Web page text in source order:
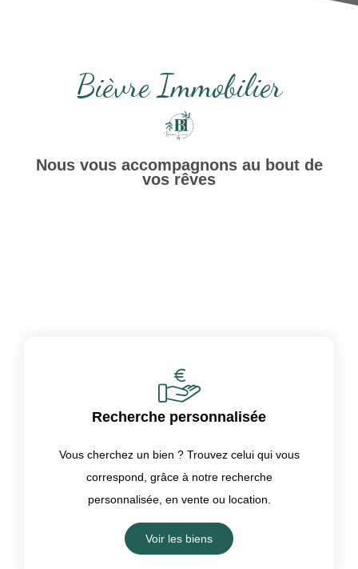
Bièvre Immobilier
Nous vous accompagnons au bout de
vos rêves
Recherche personnalisée
Vous cherchez un bien ? Trouvez celui qui vous
correspond, grâce à notre recherche
personnalisée, en vente ou location.
Voir les biens